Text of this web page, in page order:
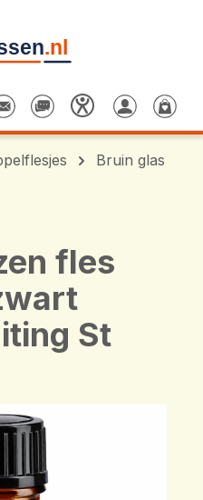
Bruin glas
fles
St